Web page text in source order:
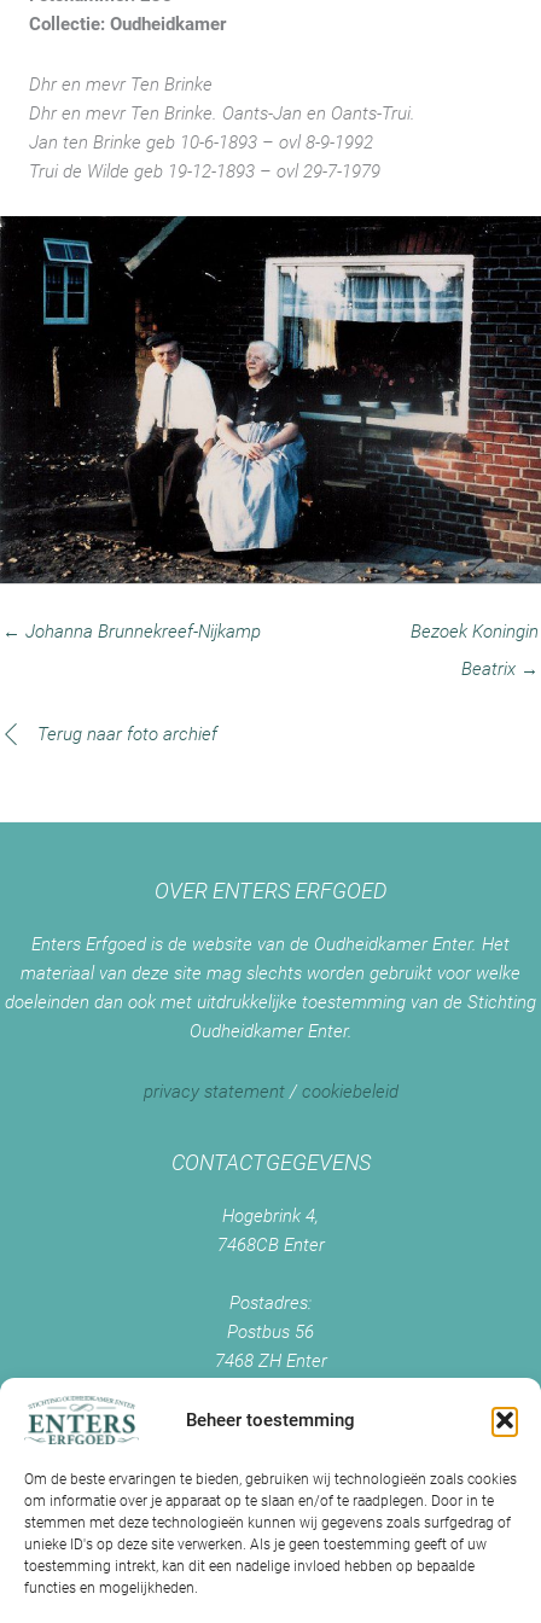
Beheer toestemming
Om de beste ervaringen te bieden, gebruiken wij technologieën zoals cookies
om informatie over je apparaat op te slaan en/of te raadplegen. Door in te
stemmen met deze technologieën kunnen wij gegevens zoals surfgedrag of
unieke ID's op deze site verwerken. Als je geen toestemming geeft of uw
toestemming intrekt, kan dit een nadelige invloed hebben op bepaalde
functies en mogelijkheden.
Collectie: Oudheidkamer
Dhr en mevr Ten Brinke
Dhr en mevr Ten Brinke. Oants-Jan en Oants-Trui.
Jan ten Brinke geb 10-6-1893 – ovl 8-9-1992
Trui de Wilde geb 19-12-1893 – ovl 29-7-1979
← Johanna Brunnekreef-Nijkamp
Bezoek Koningin
Beatrix →
Terug naar foto archief
OVER ENTERS ERFGOED
Enters Erfgoed is de website van de Oudheidkamer Enter. Het
materiaal van deze site mag slechts worden gebruikt voor welke
doeleinden dan ook met uitdrukkelijke toestemming van de Stichting
Oudheidkamer Enter.
privacy statement/cookiebeleid
CONTACTGEGEVENS
Hogebrink 4,
7468CB Enter
Postadres:
Postbus 56
7468 ZH Enter
info@enterserfgoed.nl
IK HEB OUDE FOTO'S
Is Historisch Enter daarin geïnteresseerd?
Jazeker! Hebt u oude foto’s of videos van Enter? Dan kunt u contact